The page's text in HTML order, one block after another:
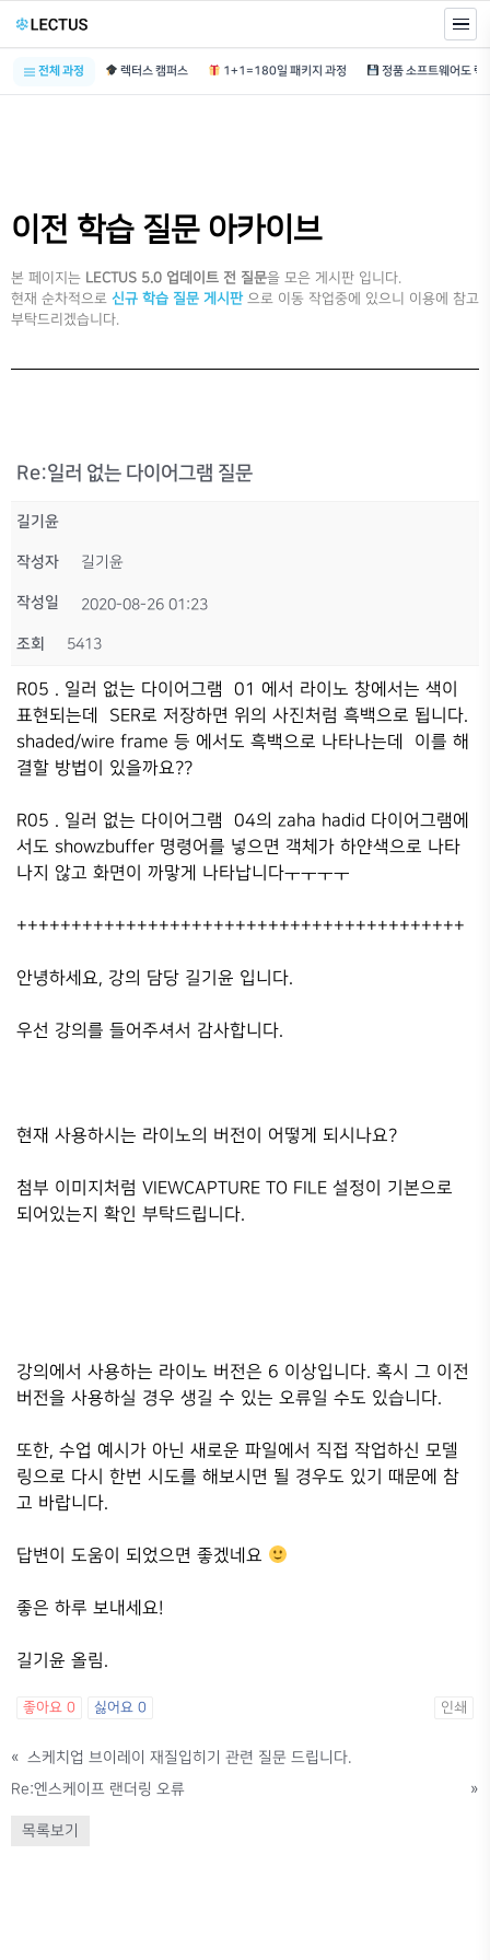
전체 과정 렉터스 캠퍼스 1+1=180일 패키지 과정
이전 학습 질문 아카이브
본 페이지는 LECTUS 5.0 업데이트 전 질문을 모은 게시판 입니다.
현재 순차적으로 신규 학습 질문 게시판 으로 이동 작업중에 있으니 이용에 참고
부탁드리겠습니다.
Re:일러 없는 다이어그램 질문
길기윤
작성자 길기윤
작성일 2020-08-26 01:23
조회 5413
R05 . 일러 없는 다이어그램 01 에서 라이노 창에서는 색이
표현되는데 SER로 저장하면 위의 사진처럼 흑백으로 됩니다.
shaded/wire frame 등 에서도 흑백으로 나타나는데 이를 해
결할 방법이 있을까요??
R05 . 일러 없는 다이어그램 04의 zaha hadid 다이어그램에
서도 showzbuffer 명령어를 넣으면 객체가 하얀색으로 나타
나지 않고 화면이 까맣게 나타납니다ㅜㅜㅜㅜ
+++++++++++++++++++++++++++++++++++++++++
안녕하세요, 강의 담당 길기윤 입니다.
우선 강의를 들어주셔서 감사합니다.
현재 사용하시는 라이노의 버전이 어떻게 되시나요?
첨부 이미지처럼 VIEWCAPTURE TO FILE 설정이 기본으로
되어있는지 확인 부탁드립니다.
강의에서 사용하는 라이노 버전은 6 이상입니다. 혹시 그 이전
버전을 사용하실 경우 생길 수 있는 오류일 수도 있습니다.
또한, 수업 예시가 아닌 새로운 파일에서 직접 작업하신 모델
링으로 다시 한번 시도를 해보시면 될 경우도 있기 때문에 참
고 바랍니다.
답변이 도움이 되었으면 좋겠네요
좋은 하루 보내세요!
길기윤 올림.
좋아요 0 싫어요 0 인쇄
« 스케치업 브이레이 재질입히기 관련 질문 드립니다.
Re:엔스케이프 랜더링 오류
»
목록보기